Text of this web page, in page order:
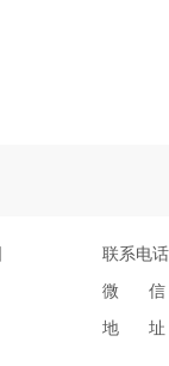
联系电话
微 信
地 址：